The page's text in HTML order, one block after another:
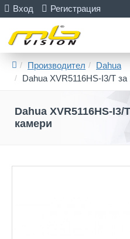
Вход Регистрация
Производител
Dahua
Dahua XVR5116HS-I3/T
Dahua XVR5116HS-I3/
камери